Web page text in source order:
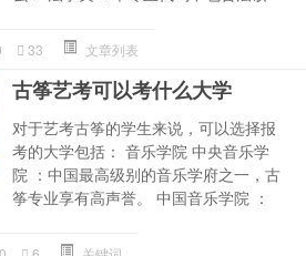
33 文章列表
古筝艺考可以考什么大学
对于艺考古筝的学生来说，可以选择报
考的大学包括： 音乐学院 中央音乐学
院 ：中国最高级别的音乐学府之一，古
筝专业享有高声誉。 中国音乐学院 ：